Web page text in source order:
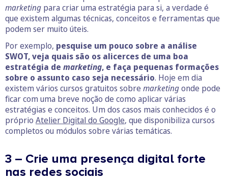
marketing para criar uma estratégia para si, a verdade é
que existem algumas técnicas, conceitos e ferramentas que
podem ser muito úteis.
Por exemplo, pesquise um pouco sobre a análise
SWOT, veja quais são os alicerces de uma boa
estratégia de marketing, e faça pequenas formações
sobre o assunto caso seja necessário. Hoje em dia
existem vários cursos gratuitos sobre marketingonde pode
ficar com uma breve noção de como aplicar várias
estratégias e conceitos. Um dos casos mais conhecidos é o
próprio Atelier Digital do Google, que disponibiliza cursos
completos ou módulos sobre várias temáticas.
3 – Crie uma presença digital forte
nas redes sociais